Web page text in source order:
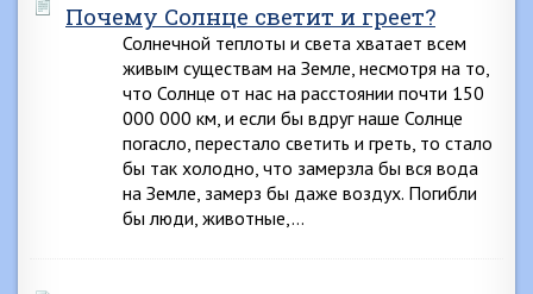
Почему Солнце светит и греет?
Солнечной теплоты и света хватает всем
живым существам на Земле, несмотря на то,
что Солнце от нас на расстоянии почти 150
000 000 км, и если бы вдруг наше Солнце
погасло, перестало светить и греть, то стало
бы так холодно, что замерзла бы вся вода
на Земле, замерз бы даже воздух. Погибли
бы люди, животные,…